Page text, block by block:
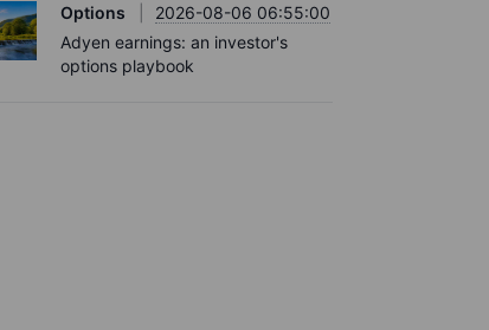
Options
2026-08-06 06:55:00
Adyen earnings: an investor's
options playbook